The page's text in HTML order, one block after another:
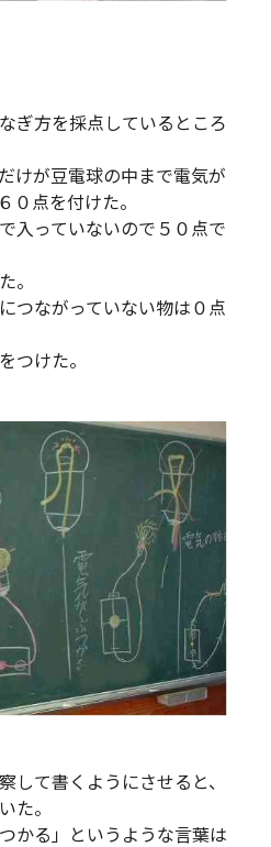
ぎ方を採点しているところ
けが豆電球の中まで電気が
０点を付けた。
入っていないので５０点で
。
つながっていない物は０点
つけた。
して書くようにさせると、
た。
かる」というような言葉は